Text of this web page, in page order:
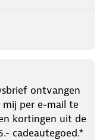
ontvangen
mij per e-mail te
kortingen uit de
cadeautegoed.*